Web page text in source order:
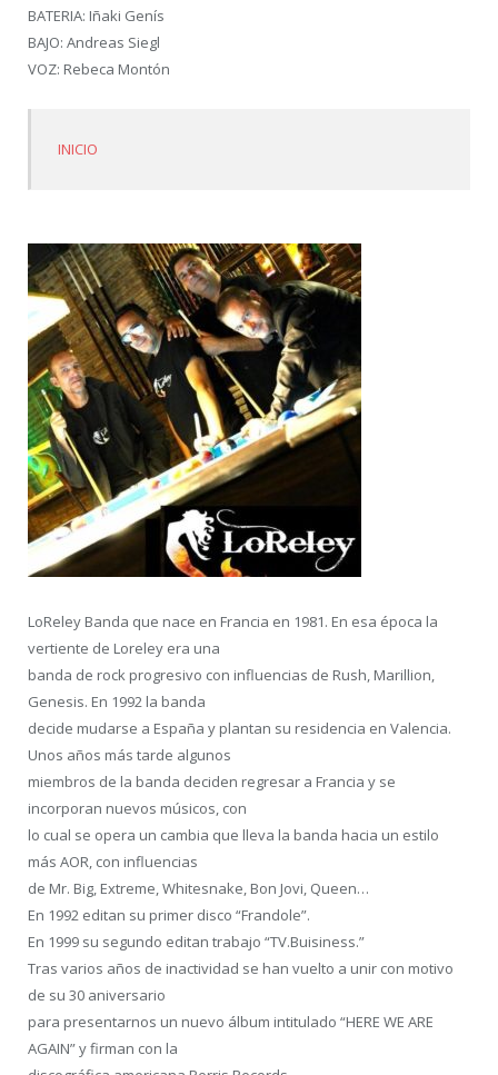
BATERIA: Iñaki Genís
BAJO: Andreas Siegl
VOZ: Rebeca Montón
INICIO
LoReley Banda que nace en Francia en 1981. En esa época la
vertiente de Loreley era una
banda de rock progresivo con influencias de Rush, Marillion,
Genesis. En 1992 la banda
decide mudarse a España y plantan su residencia en Valencia.
Unos años más tarde algunos
miembros de la banda deciden regresar a Francia y se
incorporan nuevos músicos, con
lo cual se opera un cambia que lleva la banda hacia un estilo
más AOR, con influencias
de Mr. Big, Extreme, Whitesnake, Bon Jovi, Queen…
En 1992 editan su primer disco “Frandole”.
En 1999 su segundo editan trabajo “TV.Buisiness.”
Tras varios años de inactividad se han vuelto a unir con motivo
de su 30 aniversario
para presentarnos un nuevo álbum intitulado “HERE WE ARE
AGAIN” y firman con la